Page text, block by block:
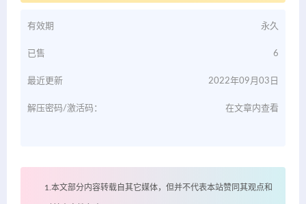
有效期 永久
已售 6
最近更新 2022年09月03日
解压密码/激活码： 在文章内查看
1.本文部分内容转载自其它媒体，但并不代表本站赞同其观点和